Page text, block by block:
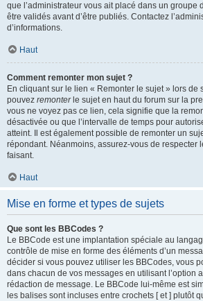
que l’administrateur vous ait placé dans un groupe
être validés avant d’être publiés. Contactez
d’informations.
Haut
Comment remonter mon sujet ?
En cliquant sur le lien « Remonter le sujet » lors de
pouvez remonterle sujet en haut du forum sur la
vous ne voyez pas ce lien, cela signifie que la
désactivée ou que l’intervalle de temps pour
atteint. Il est également possible de remonter un
répondant. Néanmoins, assurez-vous de respecter
faisant.
Haut
Mise en forme et types de sujets
Que sont les BBCodes ?
Le BBCode est une implantation spéciale au
contrôle de mise en forme des éléments d’un
décider si vous pouvez utiliser les BBCodes, vous
dans chacun de vos messages en utilisant l’option
rédaction de message. Le BBCode lui-même est
les balises sont incluses entre crochets [ et ] plutôt